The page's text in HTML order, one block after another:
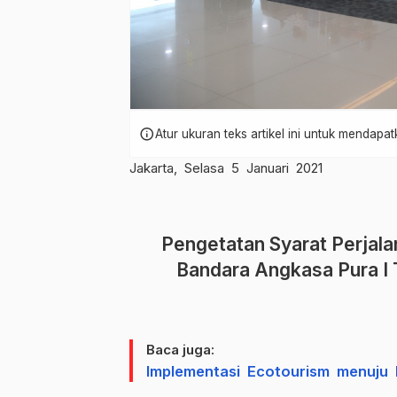
infoAtur ukuran teks artikel ini untuk
Jakarta, Selasa 5 Januari 2021
Pengetatan Syarat
Bandara Angkasa Pura I
Baca juga:
Implementasi Ecotourism